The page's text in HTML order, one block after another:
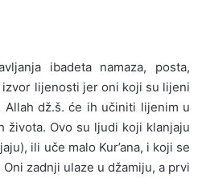
ibadeta namaza, posta,
izvor lijenosti jer oni koji su lijeni
Allah dž.š. će ih učiniti lijenim u
života. Ovo su ljudi koji klanjaju
ili uče malo Kur’ana, i koji se
zadnji ulaze u džamiju, a prvi